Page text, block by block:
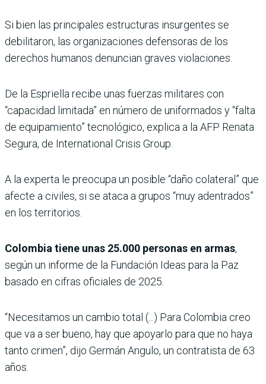
Si bien las principales estructuras insurgentes se
debilitaron, las organizaciones defensoras de los
derechos humanos denuncian graves violaciones.
De la Espriella recibe unas fuerzas militares con
“capacidad limitada” en número de uniformados y “falta
de equipamiento” tecnológico, explica a la AFP Renata
Segura, de International Crisis Group.
A la experta le preocupa un posible “daño colateral” que
afecte a civiles, si se ataca a grupos “muy adentrados”
en los territorios.
Colombia tiene unas 25.000 personas en armas,
según un informe de la Fundación Ideas para la Paz
basado en cifras oficiales de 2025.
“Necesitamos un cambio total (...) Para Colombia creo
que va a ser bueno, hay que apoyarlo para que no haya
tanto crimen”, dijo Germán Angulo, un contratista de 63
años.